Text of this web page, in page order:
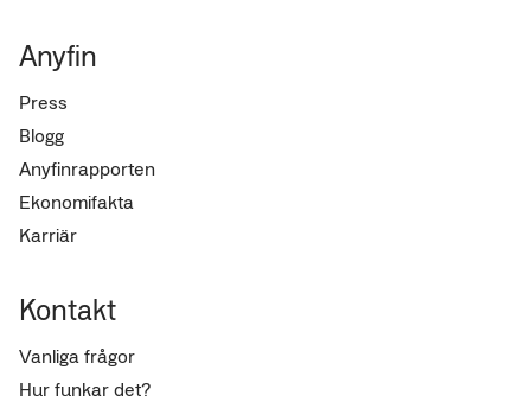
Anyfin
Press
Blogg
Anyfinrapporten
Ekonomifakta
Karriär
Kontakt
Vanliga frågor
Hur funkar det?